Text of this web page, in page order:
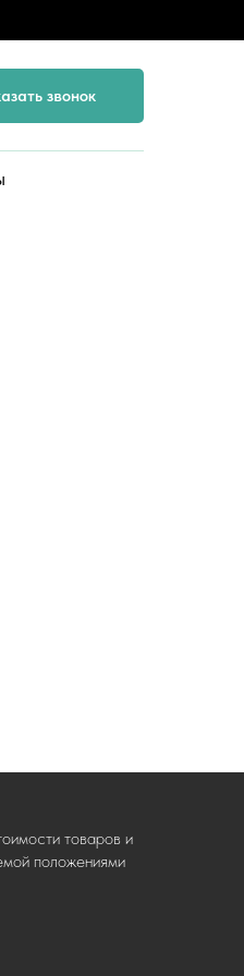
звонок
товаров и
положениями